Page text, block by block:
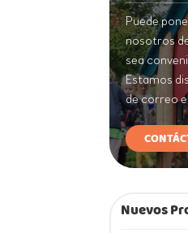
Puede
nosotros
sea
Estamos
de correo
Nuevos